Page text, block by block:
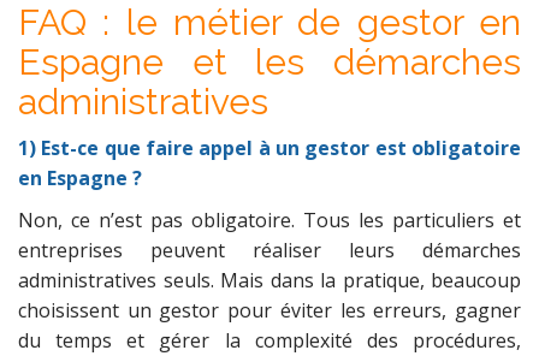
FAQ : le métier de gestor en
Espagne et les démarches
administratives
1) Est-ce que faire appel à un gestor est obligatoire
en Espagne ?
Non, ce n’est pas obligatoire. Tous les particuliers et
entreprises peuvent réaliser leurs démarches
administratives seuls. Mais dans la pratique, beaucoup
choisissent un gestor pour éviter les erreurs, gagner
du temps et gérer la complexité des procédures,